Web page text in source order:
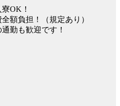
OK！
額負担！（規定あり）
勤も歓迎です！